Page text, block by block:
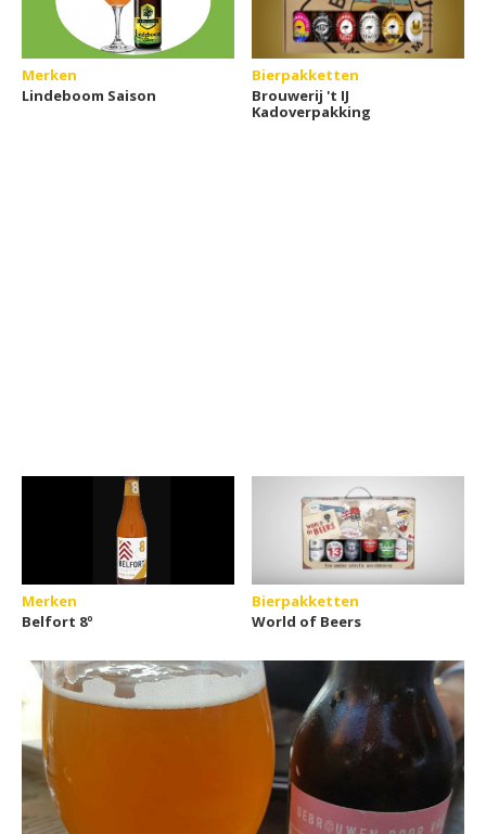
Merken
Lindeboom Saison
Bierpakketten
Brouwerij 't IJ
Kadoverpakking
Merken
Belfort 8º
Bierpakketten
World of Beers